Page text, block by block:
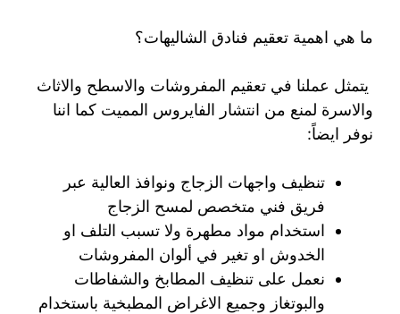
ما هي اهمية تعقيم فنادق الشاليهات؟
يتمثل عملنا في تعقيم المفروشات والاسطح والاثاث
والاسرة لمنع من انتشار الفايروس المميت كما اننا
نوفر ايضاً:
تنظيف واجهات الزجاج ونوافذ العالية عبر
فريق فني متخصص لمسح الزجاج
استخدام مواد مطهرة ولا تسبب التلف او
الخدوش او تغير في ألوان المفروشات
نعمل على تنظيف المطابخ والشفاطات
والبوتغاز وجميع الاغراض المطبخية باستخدام